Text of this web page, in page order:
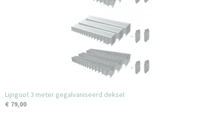
Lijngoot 3 meter gegalvaniseerd deksel
€ 79,00